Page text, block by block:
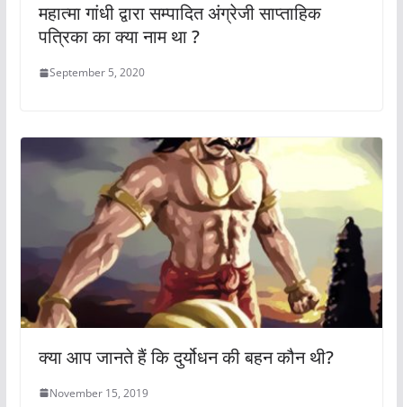
महात्मा गांधी द्वारा सम्पादित अंग्रेजी साप्ताहिक
पत्रिका का क्या नाम था ?
September 5, 2020
क्या आप जानते हैं कि दुर्योधन की बहन कौन थी?
November 15, 2019